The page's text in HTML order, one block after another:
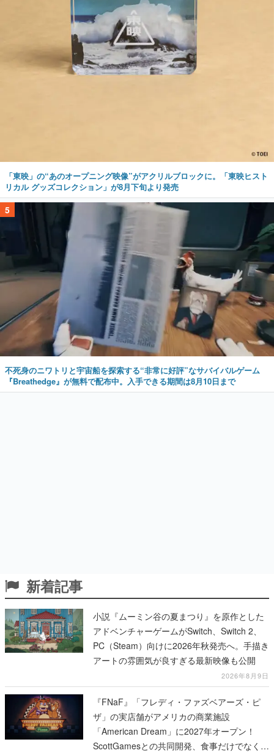
「東映」の“あのオープニング映像”がアクリルブロックに。「東映ヒスト
リカル グッズコレクション」が8月下旬より発売
5
不死身のニワトリと宇宙船を探索する“非常に好評”なサバイバルゲーム
『Breathedge』が無料で配布中。入手できる期間は8月10日まで
新着記事
小説『ムーミン谷の夏まつり』を原作とした
アドベンチャーゲームがSwitch、Switch 2、
PC（Steam）向けに2026年秋発売へ。手描き
アートの雰囲気が良すぎる最新映像も公開
2026年8月9日
『FNaF』「フレディ・ファズベアーズ・ピ
ザ」の実店舗がアメリカの商業施設
「American Dream」に2027年オープン！
ScottGamesとの共同開発、食事だけでなくス